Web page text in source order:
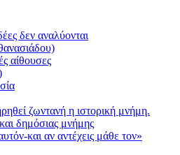
δεν αναλύονται
αίθουσες
ζωντανή η ιστορική μνήμη.
δημόσιας μνήμης
και αν αντέχεις μάθε τον»